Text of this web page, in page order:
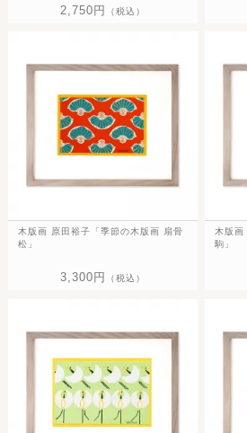
2,750円 （税込）
木版画 原田裕子「季節の木版画 扇骨
松」
3,300円 （税込）
木版画
駒」